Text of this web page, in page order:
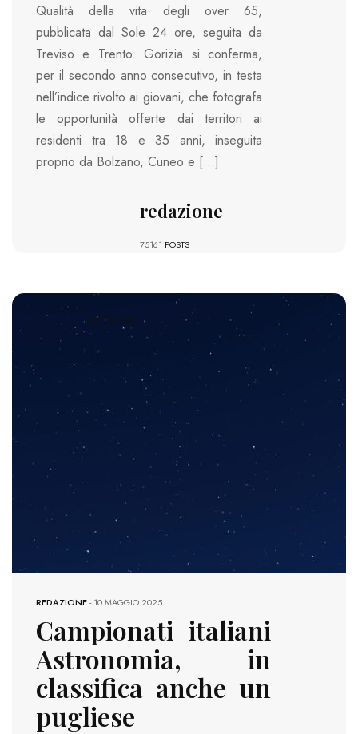
Qualità della vita degli over 65,
pubblicata dal Sole 24 ore, seguita da
Treviso e Trento. Gorizia si conferma,
per il secondo anno consecutivo, in testa
nell’indice rivolto ai giovani, che fotografa
le opportunità offerte dai territori ai
residenti tra 18 e 35 anni, inseguita
proprio da Bolzano, Cuneo e […]
redazione
75161 POSTS
4510 VIEWS
REDAZIONE-10 MAGGIO 2025
Campionati italiani
Astronomia, in
classifica anche un
pugliese